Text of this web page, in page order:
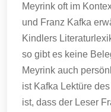
Meyrink oft im
und Franz Kafka
Kindlers
so gibt es keine
Meyrink auch
ist Kafka Lektüre
ist, dass der Leser